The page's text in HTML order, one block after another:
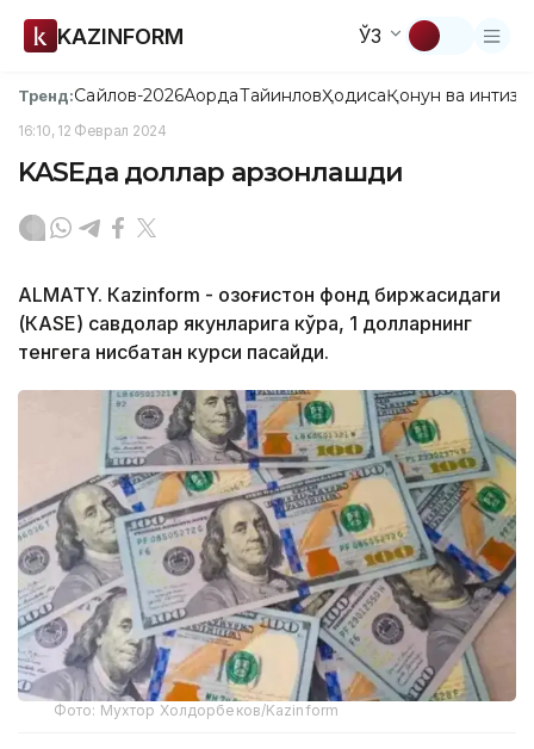
KAZINFORM ЎЗ
Тренд:Сайлов-2026АқордаТайинловҲодисаҚонун ва
16:10, 12 Феврал 2024
KASEда доллар арзонлашди
ALMATY. Кazinform - Қозоғистон фонд биржасидаги
(КАSЕ) савдолар якунларига кўра, 1 долларнинг
тенгега нисбатан курси пасайди.
Фото: Мухтор Холдорбеков/Kazinform